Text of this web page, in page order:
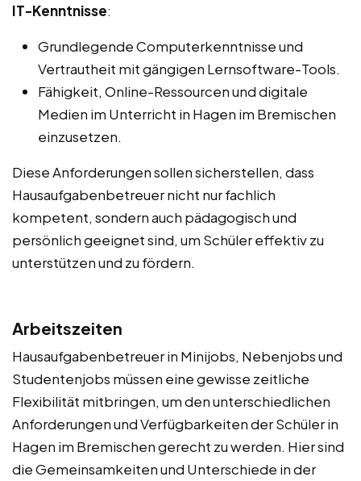
IT-Kenntnisse:
Grundlegende Computerkenntnisse und
Vertrautheit mit gängigen Lernsoftware-Tools.
Fähigkeit, Online-Ressourcen und digitale
Medien im Unterricht in Hagen im Bremischen
einzusetzen.
Diese Anforderungen sollen sicherstellen, dass
Hausaufgabenbetreuer nicht nur fachlich
kompetent, sondern auch pädagogisch und
persönlich geeignet sind, um Schüler effektiv zu
unterstützen und zu fördern.
Arbeitszeiten
Hausaufgabenbetreuer in Minijobs, Nebenjobs und
Studentenjobs müssen eine gewisse zeitliche
Flexibilität mitbringen, um den unterschiedlichen
Anforderungen und Verfügbarkeiten der Schüler in
Hagen im Bremischen gerecht zu werden. Hier sind
die Gemeinsamkeiten und Unterschiede in der